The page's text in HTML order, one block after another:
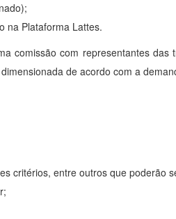
na Plataforma Lattes.
comissão com representantes
de acordo com a
critérios, entre outros que poderão